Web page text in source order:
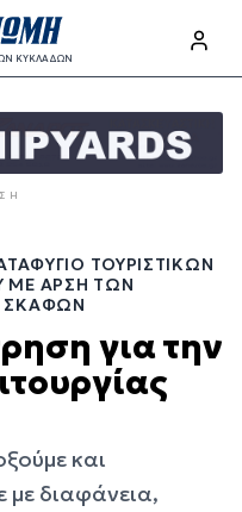
ΚΥΚΛΑΔΩΝ
ΤΟΥΡΙΣΤΙΚΏΝ
ΜΕ ΆΡΣΗ ΤΩΝ
ΣΚΑΦΏΝ
για την
και
με διαφάνεια,